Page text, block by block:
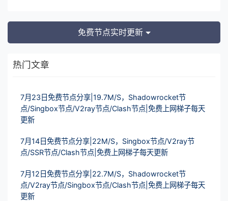
免费节点实时更新
热门文章
7月23日免费节点分享|19.7M/S，Shadowrocket节
点/Singbox节点/V2ray节点/Clash节点|免费上网梯子每天
更新
7月14日免费节点分享|22M/S，Singbox节点/V2ray节
点/SSR节点/Clash节点|免费上网梯子每天更新
7月12日免费节点分享|22.7M/S，Shadowrocket节
点/V2ray节点/Singbox节点/Clash节点|免费上网梯子每天
更新